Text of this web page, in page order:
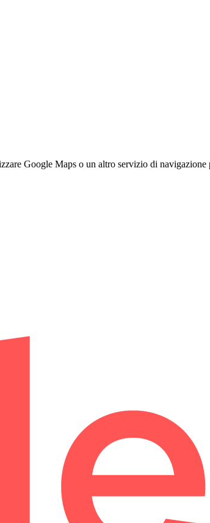
Google Maps o un altro servizio di navigazione